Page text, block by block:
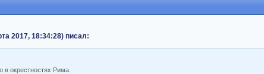
2017, 18:34:28) писал:
в окрестностях Рима.